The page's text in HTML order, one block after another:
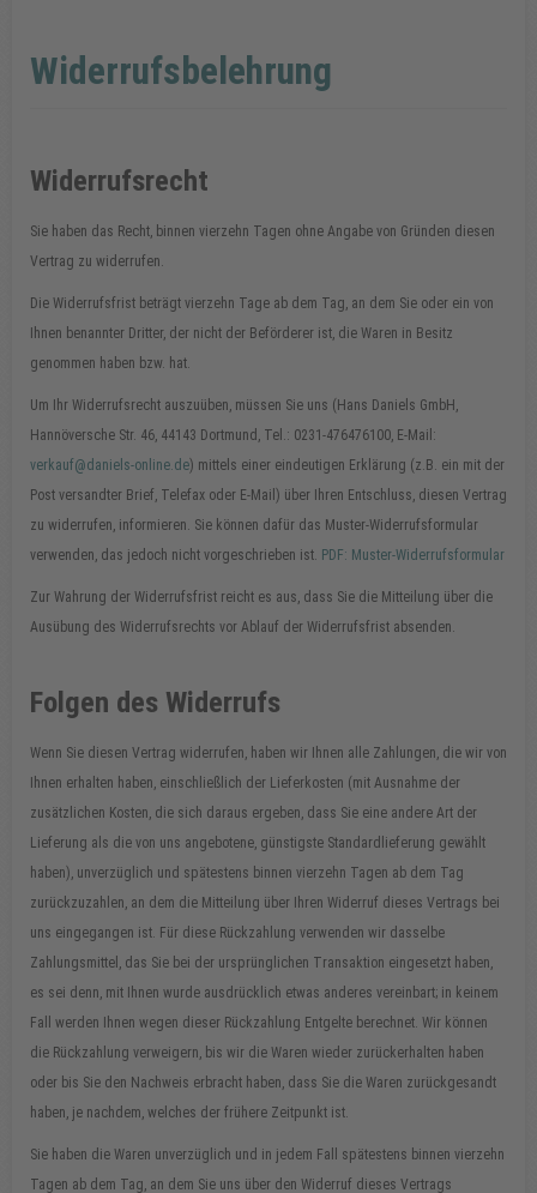
Widerrufsbelehrung
Widerrufsrecht
Sie haben das Recht, binnen vierzehn Tagen ohne Angabe von Gründen diesen
Vertrag zu widerrufen.
Die Widerrufsfrist beträgt vierzehn Tage ab dem Tag, an dem Sie oder ein von
Ihnen benannter Dritter, der nicht der Beförderer ist, die Waren in Besitz
genommen haben bzw. hat.
Um Ihr Widerrufsrecht auszuüben, müssen Sie uns (Hans Daniels GmbH,
Hannöversche Str. 46, 44143 Dortmund, Tel.: 0231-476476100, E-Mail:
verkauf@daniels-online.de) mittels einer eindeutigen Erklärung (z.B. ein mit der
Post versandter Brief, Telefax oder E-Mail) über Ihren Entschluss, diesen Vertrag
zu widerrufen, informieren. Sie können dafür das Muster-Widerrufsformular
verwenden, das jedoch nicht vorgeschrieben ist. PDF: Muster-Widerrufsformular
Zur Wahrung der Widerrufsfrist reicht es aus, dass Sie die Mitteilung über die
Ausübung des Widerrufsrechts vor Ablauf der Widerrufsfrist absenden.
Folgen des Widerrufs
Wenn Sie diesen Vertrag widerrufen, haben wir Ihnen alle Zahlungen, die wir von
Ihnen erhalten haben, einschließlich der Lieferkosten (mit Ausnahme der
zusätzlichen Kosten, die sich daraus ergeben, dass Sie eine andere Art der
Lieferung als die von uns angebotene, günstigste Standardlieferung gewählt
haben), unverzüglich und spätestens binnen vierzehn Tagen ab dem Tag
zurückzuzahlen, an dem die Mitteilung über Ihren Widerruf dieses Vertrags bei
uns eingegangen ist. Für diese Rückzahlung verwenden wir dasselbe
Zahlungsmittel, das Sie bei der ursprünglichen Transaktion eingesetzt haben,
es sei denn, mit Ihnen wurde ausdrücklich etwas anderes vereinbart; in keinem
Fall werden Ihnen wegen dieser Rückzahlung Entgelte berechnet. Wir können
die Rückzahlung verweigern, bis wir die Waren wieder zurückerhalten haben
oder bis Sie den Nachweis erbracht haben, dass Sie die Waren zurückgesandt
haben, je nachdem, welches der frühere Zeitpunkt ist.
Sie haben die Waren unverzüglich und in jedem Fall spätestens binnen vierzehn
Tagen ab dem Tag, an dem Sie uns über den Widerruf dieses Vertrags